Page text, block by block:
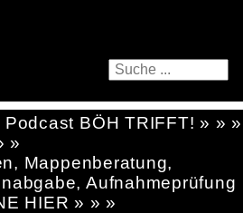
BÖH TRIFFT! » » »
»
Mappenberatung,
Aufnahmeprüfung
HIER » » »